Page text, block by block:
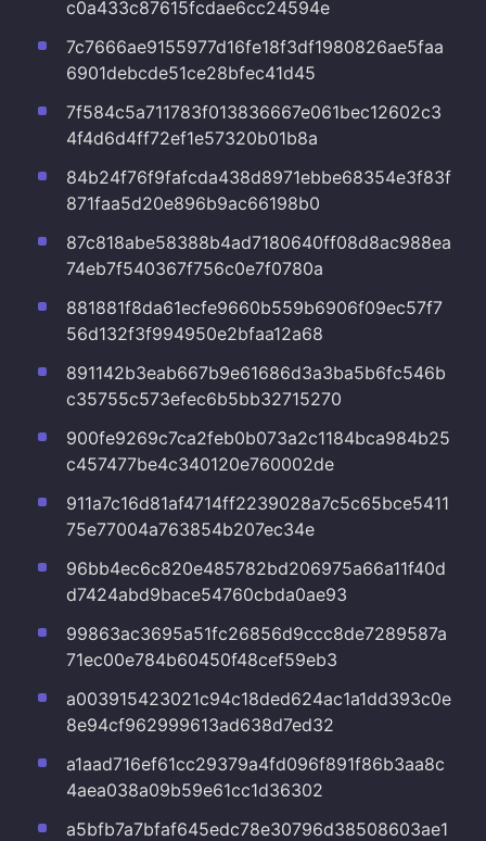
c0a433c87615fcdae6cc24594e
7c7666ae9155977d16fe18f3df1980826ae5faa
6901debcde51ce28bfec41d45
7f584c5a711783f013836667e061bec12602c3
4f4d6d4ff72ef1e57320b01b8a
84b24f76f9fafcda438d8971ebbe68354e3f83f
871faa5d20e896b9ac66198b0
87c818abe58388b4ad7180640ff08d8ac988ea
74eb7f540367f756c0e7f0780a
881881f8da61ecfe9660b559b6906f09ec57f7
56d132f3f994950e2bfaa12a68
891142b3eab667b9e61686d3a3ba5b6fc546b
c35755c573efec6b5bb32715270
900fe9269c7ca2feb0b073a2c1184bca984b25
c457477be4c340120e760002de
911a7c16d81af4714ff2239028a7c5c65bce5411
75e77004a763854b207ec34e
96bb4ec6c820e485782bd206975a66a11f40d
d7424abd9bace54760cbda0ae93
99863ac3695a51fc26856d9ccc8de7289587a
71ec00e784b60450f48cef59eb3
a003915423021c94c18ded624ac1a1dd393c0e
8e94cf962999613ad638d7ed32
a1aad716ef61cc29379a4fd096f891f86b3aa8c
4aea038a09b59e61cc1d36302
a5bfb7a7bfaf645edc78e30796d38508603ae1